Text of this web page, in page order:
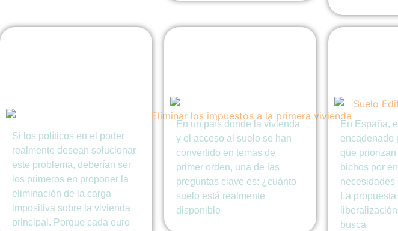
Si los políticos en el poder
realmente desean solucionar
este problema, deberían ser
los primeros en proponer la
eliminación de la carga
impositiva sobre la vivienda
principal. Porque cada euro
En un país donde la vivienda
y el acceso al suelo se han
convertido en temas de
primer orden, una de las
preguntas clave es: ¿cuánto
suelo está realmente
disponible
En España,
encadenado
que
bichos por
necesidades
La
busca